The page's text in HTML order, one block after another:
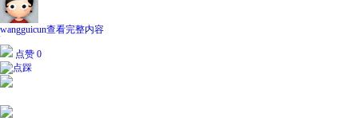
wangguicun查看完整内容
点赞 0